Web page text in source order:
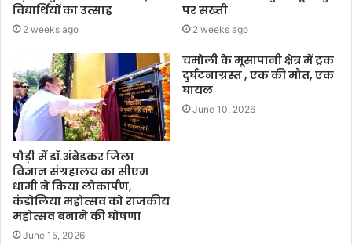
विद्यार्थियों का उत्साह
2 weeks ago
पर सख्ती
2 weeks ago
पौड़ी में डॉ.अंबेडकर जिला
विज्ञान संग्रहालय का सीएम
धामी ने किया लोकार्पण,
कंडोलिया महोत्सव को राजकीय
महोत्सव बनाने की घोषणा
June 15, 2026
चमोली के मूसापानी क्षेत्र में ट्रक
दुर्घटनाग्रस्त , एक की मौत, एक
घायल
June 10, 2026